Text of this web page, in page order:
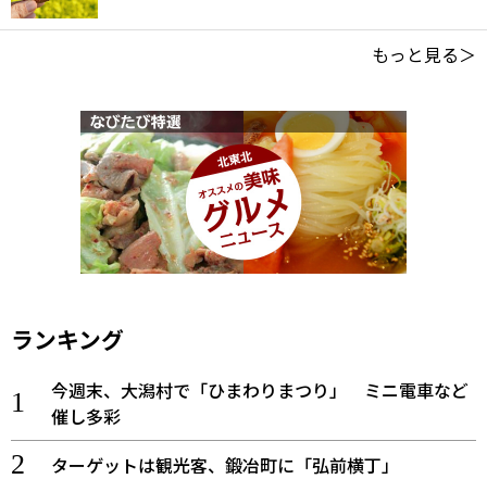
もっと見る＞
ランキング
今週末、大潟村で「ひまわりまつり」 ミニ電車など
催し多彩
ターゲットは観光客、鍛冶町に「弘前横丁」